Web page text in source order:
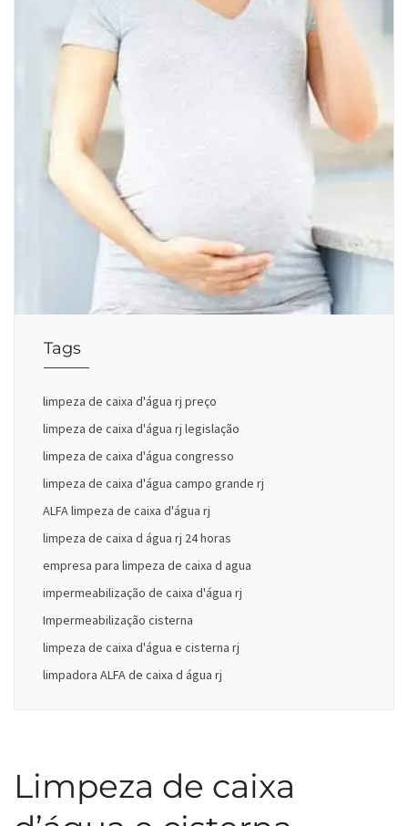
Tags
limpeza de caixa d'água rj preço
limpeza de caixa d'água rj legislação
limpeza de caixa d'água congresso
limpeza de caixa d'água campo grande rj
ALFA limpeza de caixa d'água rj
limpeza de caixa d água rj 24 horas
empresa para limpeza de caixa d agua
impermeabilização de caixa d'água rj
Impermeabilização cisterna
limpeza de caixa d'água e cisterna rj
limpadora ALFA de caixa d água rj
Limpeza de caixa